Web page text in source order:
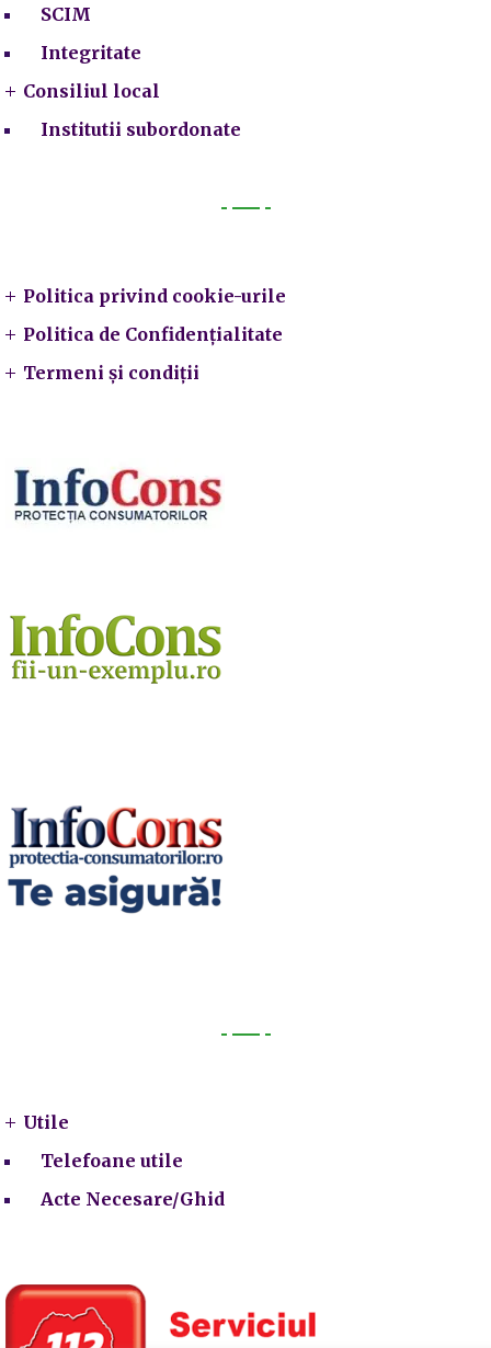
SCIM
Integritate
Consiliul local
Institutii subordonate
Politica privind cookie-urile
Politica de Confidențialitate
Termeni și condiții
Utile
Telefoane utile
Acte Necesare/Ghid